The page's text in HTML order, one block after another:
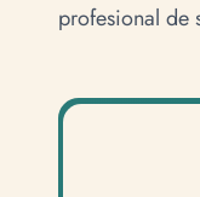
profesional de